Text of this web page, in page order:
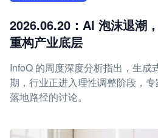
2026.06.20：AI 泡沫退潮
重构产业底层
InfoQ 的周度深度分析指出，生成
期，行业正进入理性调整阶段，
落地路径的讨论。